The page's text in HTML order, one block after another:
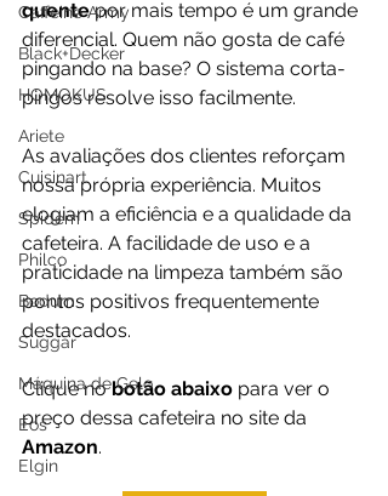
Caffeine Army
Black+Decker
HOMOKUS
Ariete
Cuisinart
Spidem
Philco
Bodum
Suggar
Máquina de Gelo
Eos
Elgin
quente por mais tempo é um grande
diferencial. Quem não gosta de café
pingando na base? O sistema corta-
pingos resolve isso facilmente.
As avaliações dos clientes reforçam
nossa própria experiência. Muitos
elogiam a eficiência e a qualidade da
cafeteira. A facilidade de uso e a
praticidade na limpeza também são
pontos positivos frequentemente
destacados.
Clique no botão abaixo para ver o
preço dessa cafeteira no site da
Amazon.